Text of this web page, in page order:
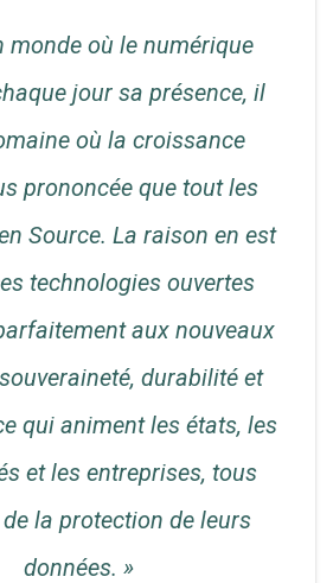
monde où le numérique
jour sa présence, il
où la croissance
prononcée que tout les
Source. La raison en est
technologies ouvertes
aux nouveaux
durabilité et
qui animent les états, les
et les entreprises, tous
la protection de leurs
données. »